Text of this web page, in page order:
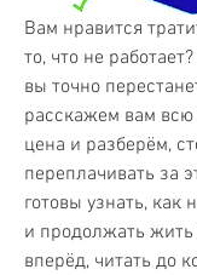
Вам нравится
то, что не
вы точно
расскажем вам всю
цена и разберём,
переплачивать за
готовы узнать, как
и продолжать жить
вперёд, читать до